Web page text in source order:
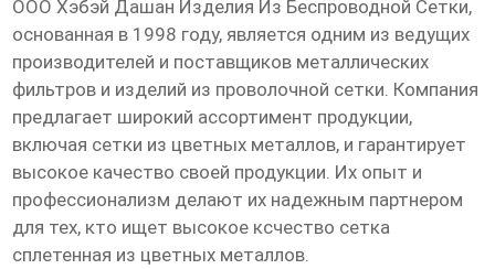
ООО Хэбэй Дашан Изделия Из Беспроводной Сетки,
основанная в 1998 году, является одним из ведущих
производителей и поставщиков металлических
фильтров и изделий из проволочной сетки. Компания
предлагает широкий ассортимент продукции,
включая сетки из цветных металлов, и гарантирует
высокое качество своей продукции. Их опыт и
профессионализм делают их надежным партнером
для тех, кто ищет высокое ксчество сетка
сплетенная из цветных металлов.